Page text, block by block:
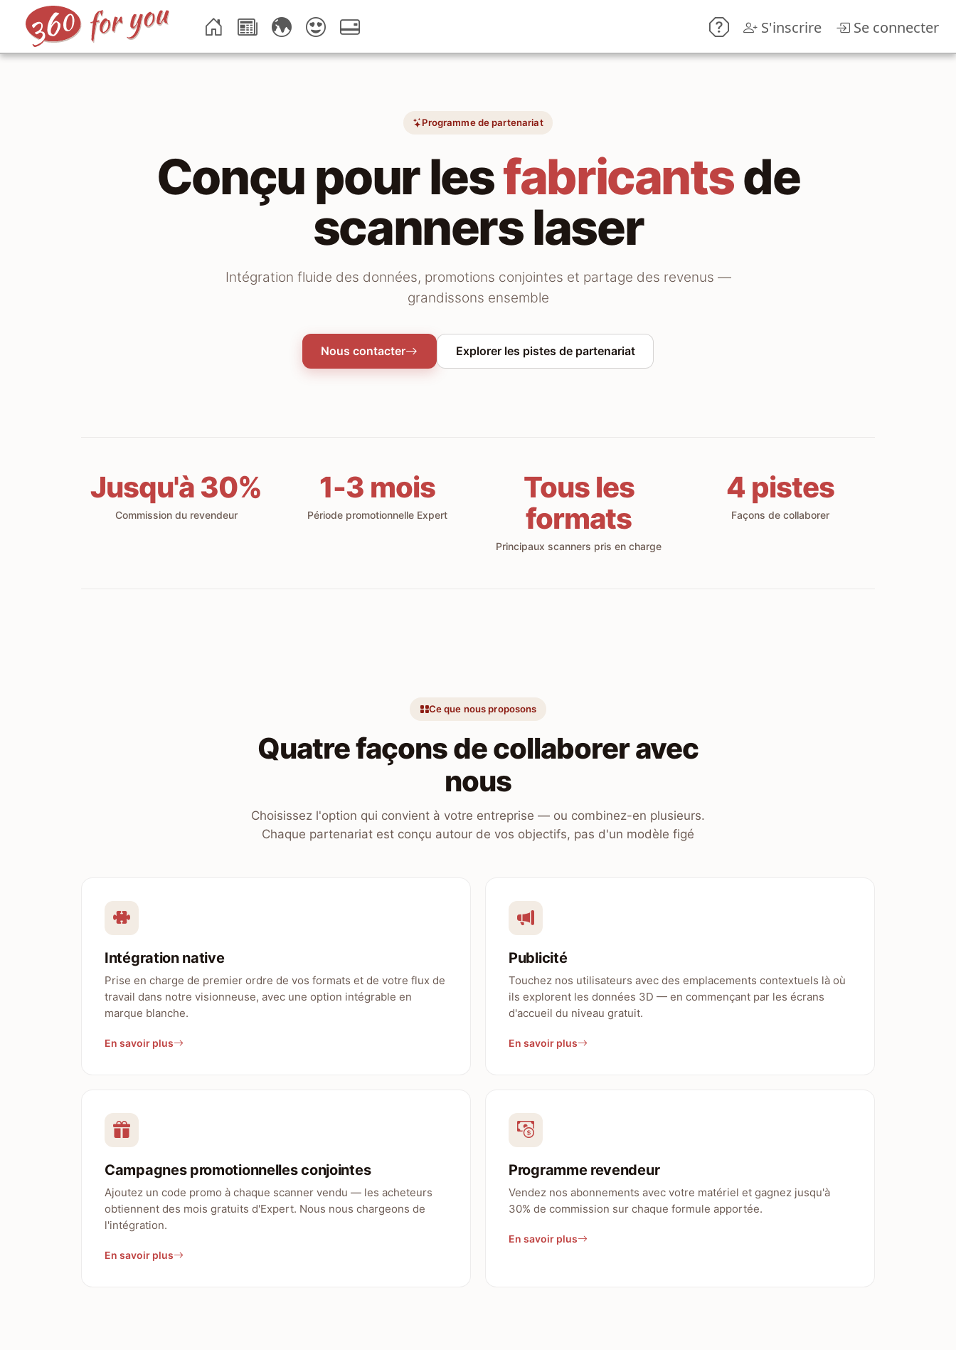
S'inscrire Se connecter
Programme de partenariat
Conçu pour lesfabricantsde
scanners laser
Intégration fluide des données, promotions conjointes et partage des revenus —
grandissons ensemble
Nous contacter Explorer les pistes de partenariat
Jusqu'à 30%
Commission du revendeur
1-3 mois
Période promotionnelle Expert
Tous les
formats
Principaux scanners pris en charge
4 pistes
Façons de collaborer
Ce que nous proposons
Quatre façons de collaborer avec
nous
Choisissez l'option qui convient à votre entreprise — ou combinez-en plusieurs.
Chaque partenariat est conçu autour de vos objectifs, pas d'un modèle figé
Intégration native
Prise en charge de premier ordre de vos formats et de votre flux de
travail dans notre visionneuse, avec une option intégrable en
marque blanche.
En savoir plus
Publicité
Touchez nos utilisateurs avec des emplacements contextuels là où
ils explorent les données 3D — en commençant par les écrans
d'accueil du niveau gratuit.
En savoir plus
Campagnes promotionnelles conjointes
Ajoutez un code promo à chaque scanner vendu — les acheteurs
obtiennent des mois gratuits d'Expert. Nous nous chargeons de
l'intégration.
En savoir plus
Programme revendeur
Vendez nos abonnements avec votre matériel et gagnez jusqu'à
30% de commission sur chaque formule apportée.
En savoir plus